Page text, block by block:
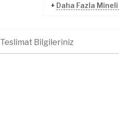
+ Daha Fazla
Teslimat Bilgileriniz